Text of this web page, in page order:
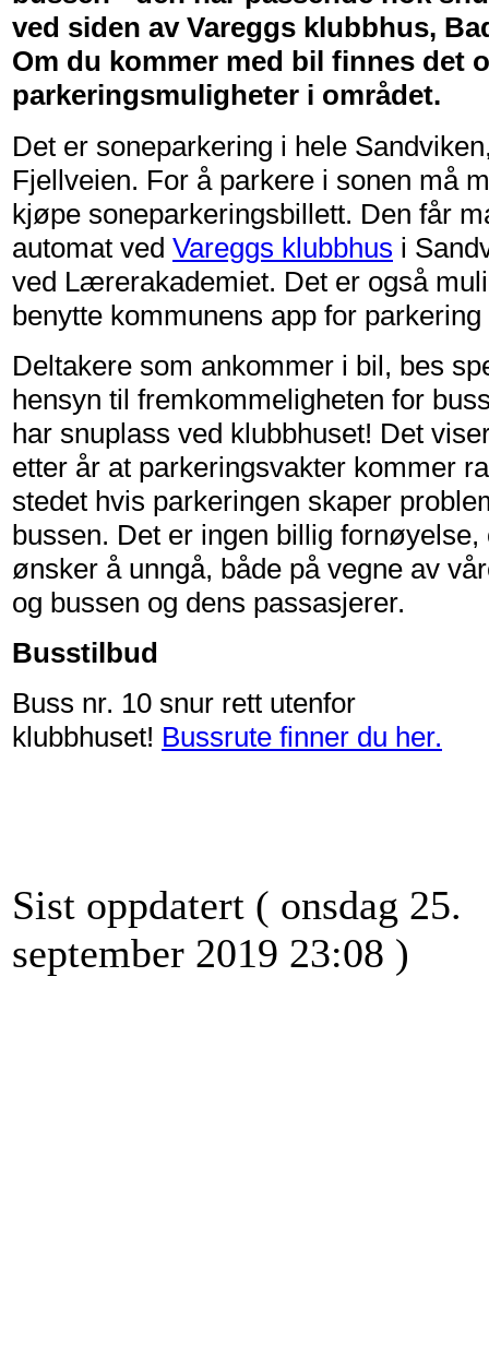
ved siden av Vareggs klubbhus,
Om du kommer med bil finnes det
parkeringsmuligheter i området.
Det er soneparkering i hele
Fjellveien. For å parkere i sonen må
kjøpe soneparkeringsbillett. Den får
automat ved Vareggs klubbhus i
ved Lærerakademiet. Det er også
benytte kommunens app for
Deltakere som ankommer i bil, bes
hensyn til fremkommeligheten for
har snuplass ved klubbhuset! Det
etter år at parkeringsvakter kommer
stedet hvis parkeringen skaper
bussen. Det er ingen billig fornøyelse,
ønsker å unngå, både på vegne av
og bussen og dens passasjerer.
Busstilbud
Buss nr. 10 snur rett utenfor
klubbhuset! Bussrute finner du her.
Sist oppdatert ( onsdag 25.
september 2019 23:08 )